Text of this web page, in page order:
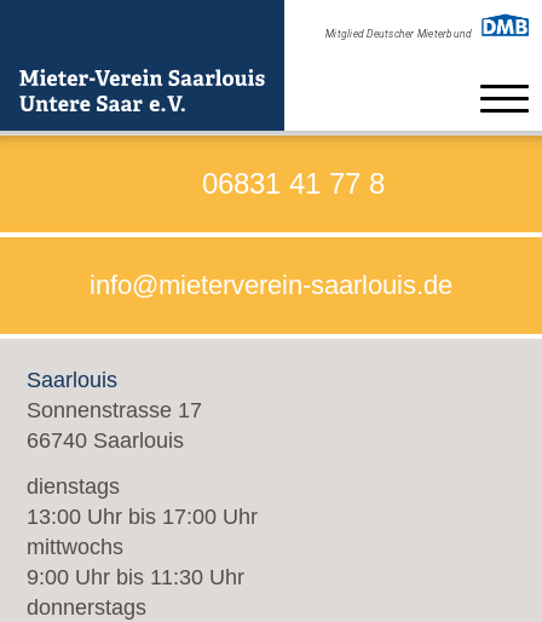
Beratung
Verein
Formulare zum Beitritt
Satzung
Kontakt
Neuigkeiten
06831 41 77 8
info@mieterverein-saarlouis.de
Saarlouis
Sonnenstrasse 17
66740 Saarlouis
dienstags
13:00 Uhr bis 17:00 Uhr
mittwochs
9:00 Uhr bis 11:30 Uhr
donnerstags